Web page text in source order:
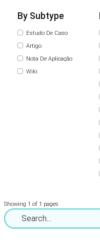
By Subtype
Estudo De Caso
Artigo
Nota De Aplicação
Wiki
Showing 1 of 1 pages